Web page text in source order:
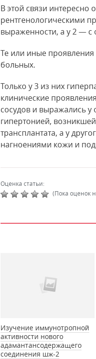
В этой связи интересно
рентгенологическими
выраженности, а у 2 — с
Те или иные
больных.
Только у 3 из них
клинические
сосудов и выражались у
гипертонией,
трансплантата, а у
нагноениями кожи и
Оценка статьи:
(Пока оценок
Изучение иммунотропной
активности нового
адамантансодержащего
соединения шж-2